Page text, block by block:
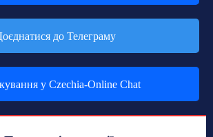
до Телеграму
у Czechia-Online Chat